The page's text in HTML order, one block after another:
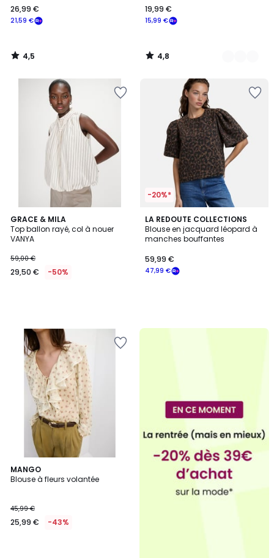
€
souscrivez
notre
programme
21,59 €
26,99 €
4,5
/
15,99 €
19,99 €
4,8
/
GRACE & MILA
Top ballon rayé, col à nouer
VANYA
59,00 €
29,50 € -50%
-20%*
LA REDOUTE COLLECTIONS
Blouse en jacquard léopard à
manches bouffantes
47,99 €
59,99 €
MANGO
Blouse à fleurs volantée
45,99 €
25,99 € -43%